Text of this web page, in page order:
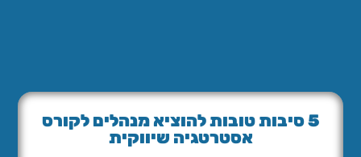
5 סיבות טובות להוציא מנהלים לקורס
אסטרטגיה שיווקית